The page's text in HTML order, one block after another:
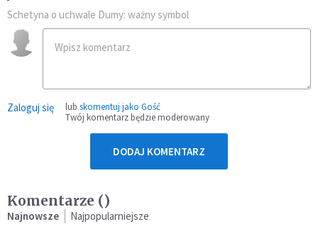
Schetyna o uchwale Dumy: ważny symbol
Zaloguj się lub skomentuj jako Gość
Twój komentarz będzie moderowany
DODAJ KOMENTARZ
Komentarze ()
Najnowsze Najpopularniejsze